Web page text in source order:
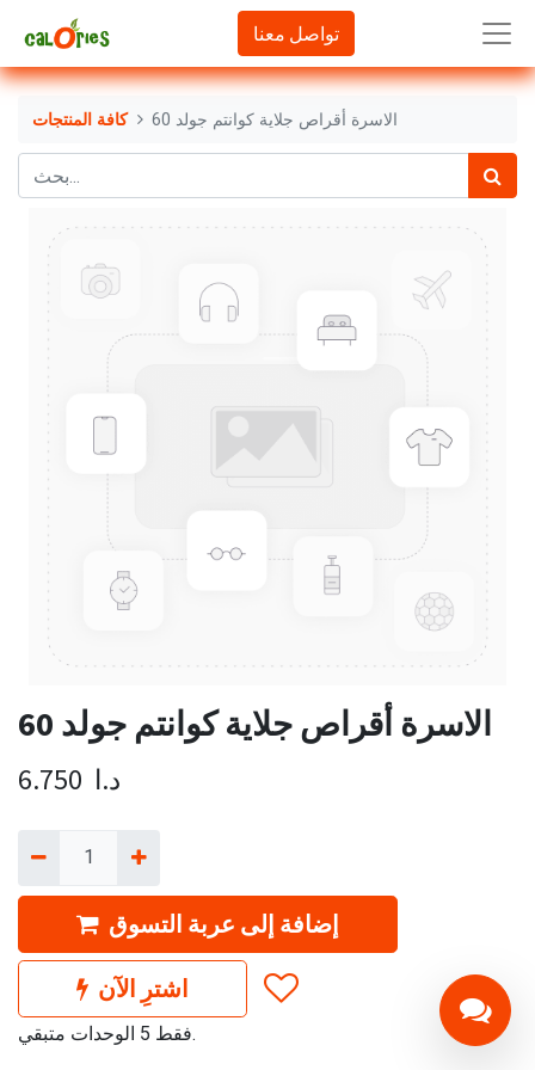
تواصل معنا
كافة المنتجات الاسرة أقراص جلاية كوانتم جولد 60
الاسرة أقراص جلاية كوانتم جولد 60
6.750 د.ا
إضافة إلى عربة التسوق
اشترِ الآن
فقط 5 الوحدات متبقي.